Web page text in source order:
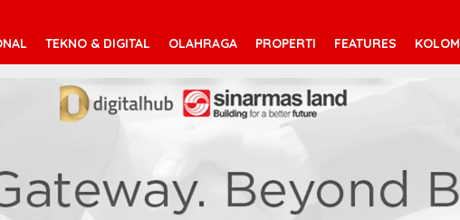
TEKNO & DIGITAL OLAHRAGA PROPERTI FEATURES KOLOM